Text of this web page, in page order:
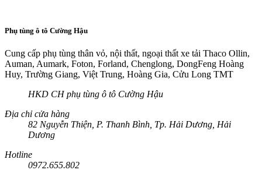
Phụ tùng ô tô Cường Hậu
Cung cấp phụ tùng thân vỏ, nội thất, ngoại thất xe tải Thaco Ollin,
Auman, Aumark, Foton, Forland, Chenglong, DongFeng Hoàng
Huy, Trường Giang, Việt Trung, Hoàng Gia, Cửu Long TMT
HKD CH phụ tùng ô tô Cường Hậu
Địa chỉ cửa hàng
82 Nguyễn Thiện, P. Thanh Bình, Tp. Hải Dương, Hải
Dương
Hotline
0972.655.802